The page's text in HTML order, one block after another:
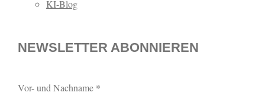
KI-Blog
NEWSLETTER ABONNIEREN
Vor- und Nachname *